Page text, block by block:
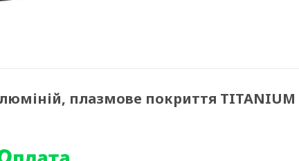
плазмове покриття TITANIUM